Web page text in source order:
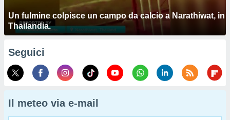
Un fulmine colpisce un campo da calcio a Narathiwat, in
Thailandia.
Seguici
Il meteo via e-mail